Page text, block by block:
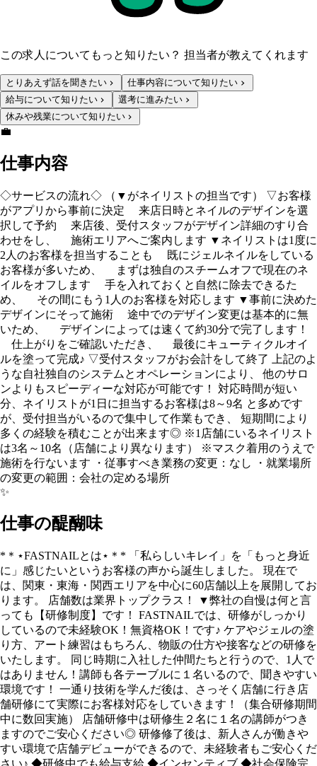
この求人についてもっと知りたい？ 担当者が教えてくれます
とりあえず話を聞きたい
仕事内容について知りたい
給与について知りたい
選考に進みたい
休みや残業について知りたい
💼
仕事内容
◇サービスの流れ◇ （▼がネイリストの担当です） ▽お客様
がアプリから事前に決定 来店日時とネイルのデザインを選
択して予約 来店後、受付スタッフがデザイン詳細のすり合
わせをし、 施術エリアへご案内します ▼ネイリストは1度に
2人のお客様を担当することも 既にジェルネイルをしている
お客様が多いため、 まずは独自のスチームオフで現在のネ
イルをオフします 手を入れておくと自然に除去できるた
め、 その間にもう1人のお客様を対応します ▼事前に決めた
デザインにそって施術 途中でのデザイン変更は基本的に無
いため、 デザインによっては速くて約30分で完了します！
仕上がりをご確認いただき、 最後にキューティクルオイ
ルを塗って完成♪ ▽受付スタッフがお会計をして終了 上記のよ
うな自社独自のシステムとオペレーションにより、 他のサロ
ンよりもスピーディーな対応が可能です！ 対応時間が短い
分、ネイリストが1日に担当するお客様は8～9名 と多めです
が、受付担当がいるので集中して作業もでき、 短期間により
多くの経験を積むことが出来ます◎ ※1店舗にいるネイリスト
は3名～10名（店舗により異なります） ※マスク着用のうえで
施術を行ないます ・従事すべき業務の変更：なし ・就業場所
の変更の範囲：会社の定める場所
✨
仕事の醍醐味
*＊⋆FASTNAILとは⋆＊* 「私らしいキレイ」を「もっと身近
に」感じたいというお客様の声から誕生しました。 現在で
は、関東・東海・関西エリアを中心に60店舗以上を展開してお
ります。 店舗数は業界トップクラス！ ▼弊社の自慢は何と言
っても【研修制度】です！ FASTNAILでは、研修がしっかり
しているので未経験OK！無資格OK！です♪ ケアやジェルの塗
り方、アート練習はもちろん、物販の仕方や接客などの研修を
いたします。 同じ時期に入社した仲間たちと行うので、1人で
はありません！講師も各テーブルに１名いるので、聞きやすい
環境です！ 一通り技術を学んだ後は、さっそく店舗に行き店
舗研修にて実際にお客様対応をしていきます！（集合研修期間
中に数回実施） 店舗研修中は研修生２名に１名の講師がつき
ますのでご安心ください◎ 研修修了後は、新人さんが働きや
すい環境で店舗デビューができるので、未経験者もご安心くだ